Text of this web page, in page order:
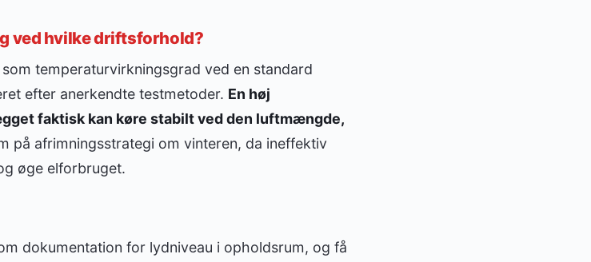
ved hvilke driftsforhold?
temperaturvirkningsgrad ved en standard
efter anerkendte testmetoder. En høj
faktisk kan køre stabilt ved den luftmængde,
på afrimningsstrategi om vinteren, da ineffektiv
øge elforbruget.
dokumentation for lydniveau i opholdsrum, og få